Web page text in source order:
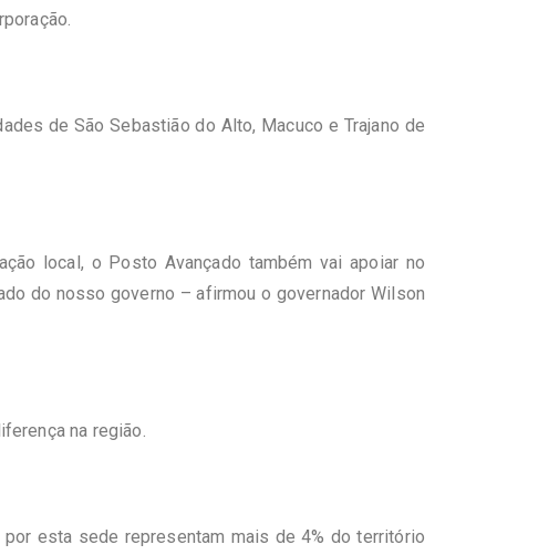
de São Sebastião do Alto, Macuco e Trajano de
local, o Posto Avançado também vai apoiar no
do nosso governo – afirmou o governador Wilson
na região.
esta sede representam mais de 4% do território